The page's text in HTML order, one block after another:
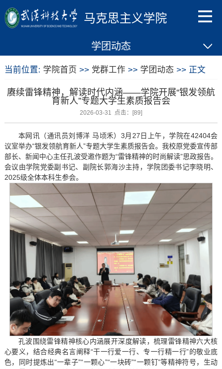
马克思主义学院
学团动态
当前位置: 学院首页 >> 党群工作 >> 学团动态 >> 正文
赓续雷锋精神，解读时代内涵——学院开展“银发领航
育新人”专题大学生素质报告会
2026-03-31 点击：[89]
本网讯（通讯员刘博洋 马顷禾）3月27日上午，学院在42404会
议室举办“银发领航育新人”专题大学生素质报告会。我校原党委宣传部
部长、新闻中心主任孔波受邀作题为“雷锋精神的时尚解读”思政报告。
会议由学院党委副书记、副院长郭海沙主持，学院团委书记李晓明、
2025级全体本科生参会。
孔波围绕雷锋精神核心内涵展开深度解读，梳理雷锋精神六大核
心要义，结合经典名言阐释“干一行爱一行、专一行精一行”的敬业底
色，同时提炼出“一辈子”“一颗心”“一块砖”“一颗钉”等精神符号，生动